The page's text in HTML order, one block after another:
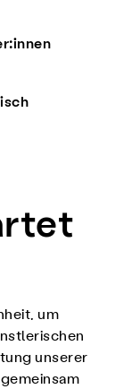
um
unserer